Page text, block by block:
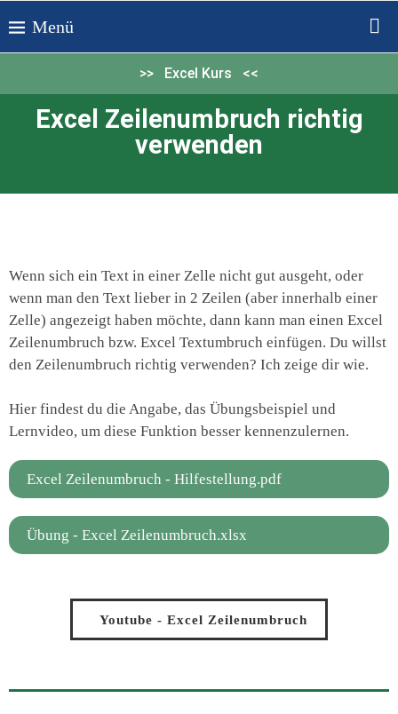
>> Excel Kurs <<
Excel Zeilenumbruch richtig
verwenden
Wenn sich ein Text in einer Zelle nicht gut ausgeht, oder
wenn man den Text lieber in 2 Zeilen (aber innerhalb einer
Zelle) angezeigt haben möchte, dann kann man einen Excel
Zeilenumbruch bzw. Excel Textumbruch einfügen. Du willst
den Zeilenumbruch richtig verwenden? Ich zeige dir wie.
Hier findest du die Angabe, das Übungsbeispiel und
Lernvideo, um diese Funktion besser kennenzulernen.
Excel Zeilenumbruch - Hilfestellung.pdf
Übung - Excel Zeilenumbruch.xlsx
Youtube - Excel Zeilenumbruch